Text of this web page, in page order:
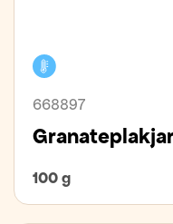
668897
100 g